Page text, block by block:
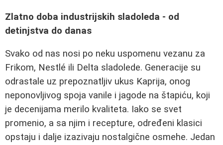
Zlatno doba industrijskih sladoleda - od
detinjstva do danas
Svako od nas nosi po neku uspomenu vezanu za
Frikom, Nestlé ili Delta sladolede. Generacije su
odrastale uz prepoznatljiv ukus Kaprija, onog
neponovljivog spoja vanile i jagode na štapiću, koji
je decenijama merilo kvaliteta. Iako se svet
promenio, a sa njim i recepture, određeni klasici
opstaju i dalje izazivaju nostalgične osmehe. Jedan